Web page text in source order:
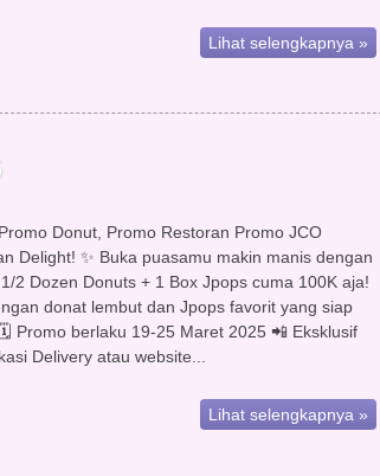
Lihat selengkapnya »
Donut, Promo Restoran Promo JCO
Delight! ✨ Buka puasamu makin manis dengan
2 Dozen Donuts + 1 Box Jpops cuma 100K aja!
donat lembut dan Jpops favorit yang siap
Promo berlaku 19-25 Maret 2025 📲 Eksklusif
Delivery atau website...
Lihat selengkapnya »